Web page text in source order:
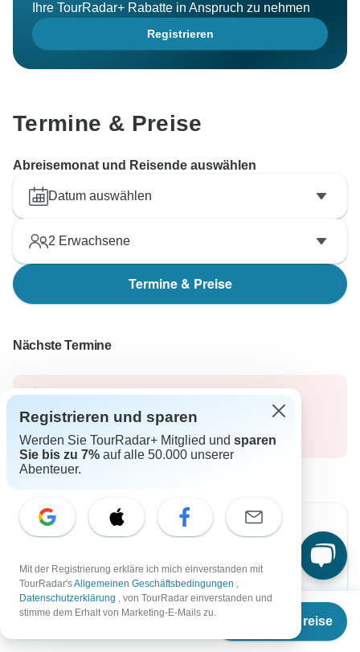
Ab€4.725
Termine & Preise
Ihre TourRadar+ Rabatte in Anspruch zu nehmen
Registrieren
Termine & Preise
Abreisemonat und Reisende auswählen
Datum auswählen
2 Erwachsene
Termine & Preise
Nächste Termine
Die aktuellen Angebote gibt es nur für eine
beschränkte Zeit.
Bis 12 Aug, 2026
-25%
13 Aug, 2026 10 Sep, 2026
Englisch
Registrieren und sparen
Werden Sie TourRadar+ Mitglied und sparen
Sie bis zu 7% auf alle 50.000 unserer
Abenteuer.
Mit der Registrierung erkläre ich mich einverstanden mit
TourRadar'sAllgemeinen Geschäftsbedingungen ,
Datenschutzerklärung , von TourRadar einverstanden und
stimme dem Erhalt von Marketing-E-Mails zu.